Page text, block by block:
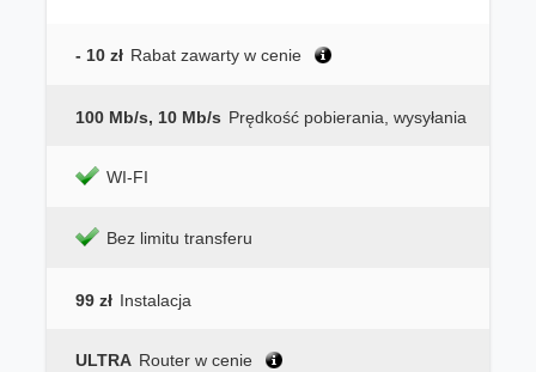
- 10 zł Rabat zawarty w cenie
100 Mb/s, 10 Mb/s Prędkość pobierania, wysyłania
WI-FI
Bez limitu transferu
99 zł Instalacja
ULTRA Router w cenie